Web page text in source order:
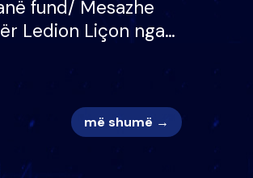
fund/ Mesazhe
Ledion Liçon nga
më shumë →